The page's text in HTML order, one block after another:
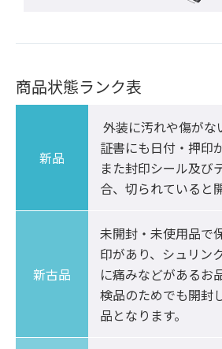
商品状態ランク表
新品
証書にも日付・押印
また封印シール及び
合、切られていると
新古品
未開封・未使用品で
印があり、シュリン
に痛みなどがあるお
検品のためでも開封
品となります。